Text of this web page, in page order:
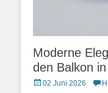
Moderne
den Balkon
Posted
02 Juni 2026